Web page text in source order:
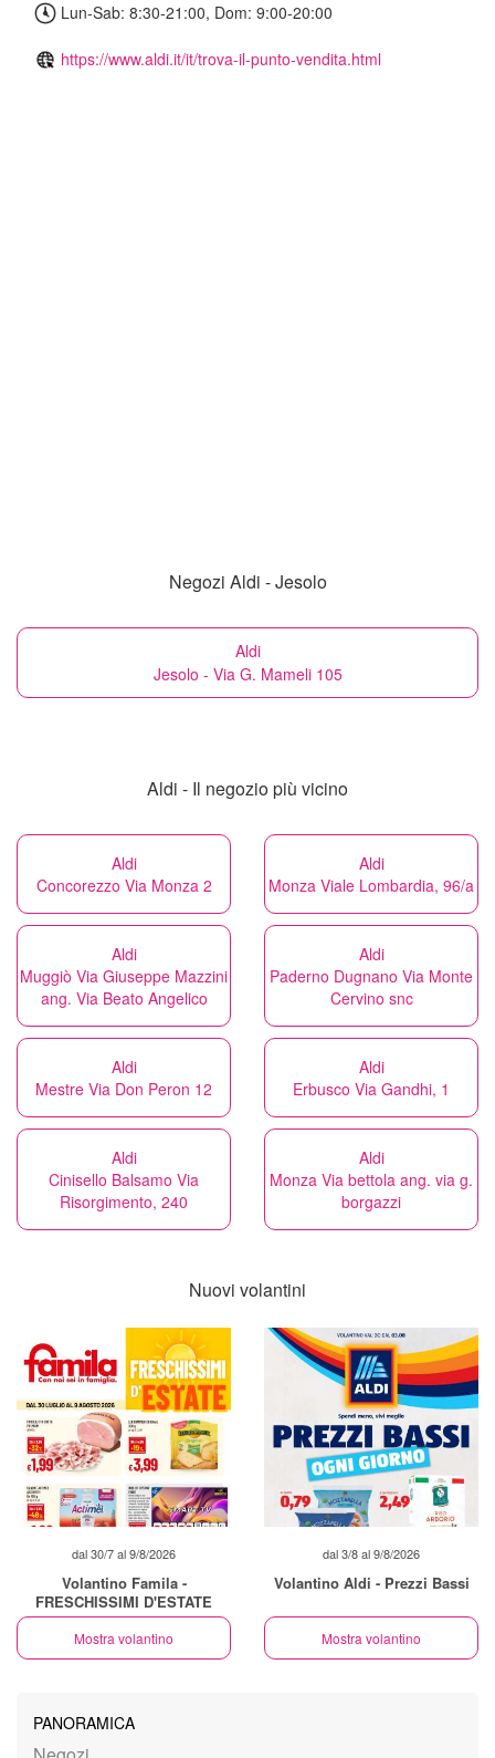
Lun-Sab: 8:30-21:00, Dom: 9:00-20:00
https://www.aldi.it/it/trova-il-punto-vendita.html
Negozi Aldi - Jesolo
Aldi
Jesolo - Via G. Mameli 105
Aldi - Il negozio più vicino
Aldi
Concorezzo Via Monza 2
Aldi
Monza Viale Lombardia, 96/a
Aldi
Muggiò Via Giuseppe Mazzini
ang. Via Beato Angelico
Aldi
Paderno Dugnano Via Monte
Cervino snc
Aldi
Mestre Via Don Peron 12
Aldi
Erbusco Via Gandhi, 1
Aldi
Cinisello Balsamo Via
Risorgimento, 240
Aldi
Monza Via bettola ang. via g.
borgazzi
Nuovi volantini
dal 30/7 al 9/8/2026
Volantino Famila -
FRESCHISSIMI D'ESTATE
Mostra volantino
dal 3/8 al 9/8/2026
Volantino Aldi - Prezzi Bassi
Mostra volantino
PANORAMICA